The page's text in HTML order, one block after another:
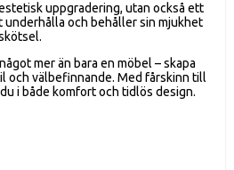
uppgradering, utan också ett
underhålla och behåller sin mjukhet
mer än bara en möbel – skapa
och välbefinnande. Med fårskinn till
i både komfort och tidlös design.